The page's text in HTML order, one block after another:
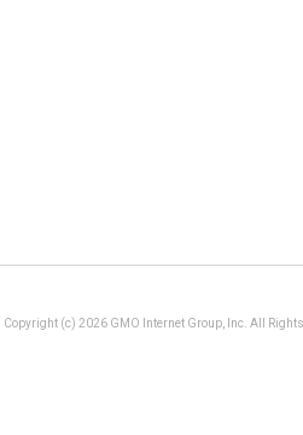
Copyright (c) 2026 GMO Internet Group, Inc. All Rights